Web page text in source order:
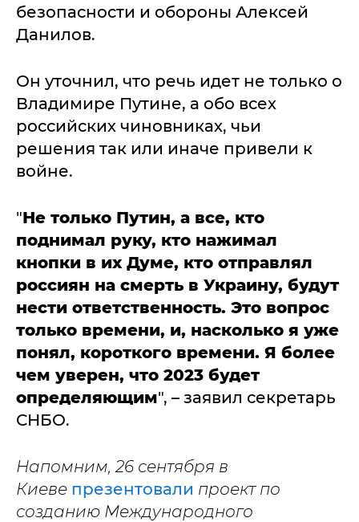
безопасности и обороны Алексей
Данилов.
Он уточнил, что речь идет не только о
Владимире Путине, а обо всех
российских чиновниках, чьи
решения так или иначе привели к
войне.
"Не только Путин, а все, кто
поднимал руку, кто нажимал
кнопки в их Думе, кто отправлял
россиян на смерть в Украину, будут
нести ответственность. Это вопрос
только времени, и, насколько я уже
понял, короткого времени. Я более
чем уверен, что 2023 будет
определяющим", – заявил секретарь
СНБО.
Напомним, 26 сентября в
Киеве презентовали проект по
созданию Международного